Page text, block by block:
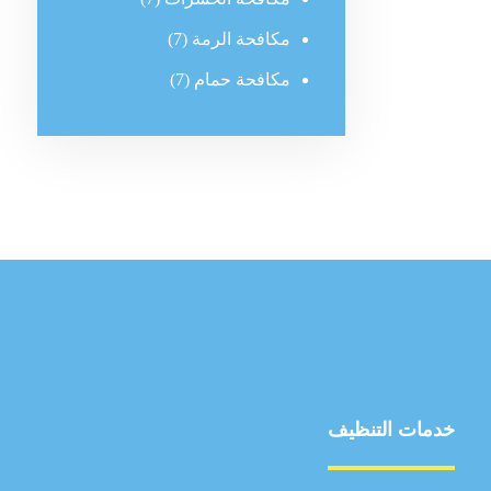
مكافحة الرمة (7)
مكافحة حمام (7)
خدمات التنظيف